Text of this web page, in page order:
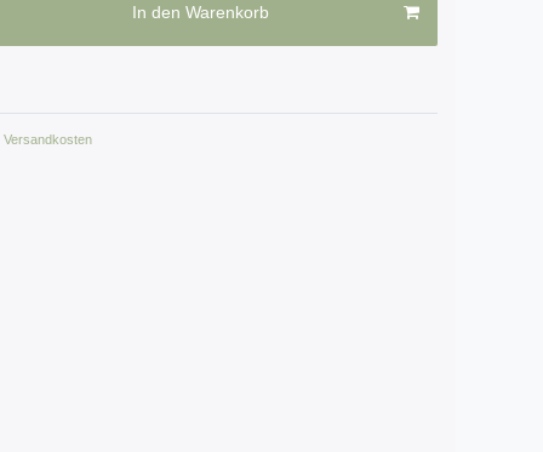
In den Warenkorb
Versandkosten